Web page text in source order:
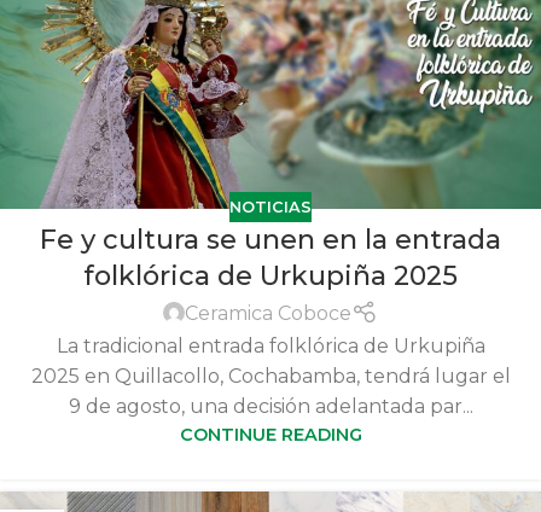
NOTICIAS
Fe y cultura se unen en la entrada
folklórica de Urkupiña 2025
Ceramica Coboce
La tradicional entrada folklórica de Urkupiña
2025 en Quillacollo, Cochabamba, tendrá lugar el
9 de agosto, una decisión adelantada par...
CONTINUE READING